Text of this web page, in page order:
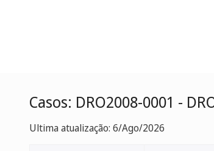
Casos: DRO2008-0001 -
Ultima atualização: 6/Ago/2026